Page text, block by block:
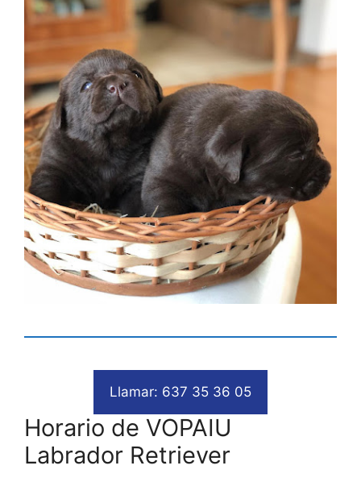
Llamar: 637 35 36 05
Horario de VOPAIU
Labrador Retriever